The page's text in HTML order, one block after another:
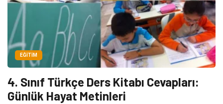
EĞITIM
4. Sınıf Türkçe Ders Kitabı Cevapları:
Günlük Hayat Metinleri